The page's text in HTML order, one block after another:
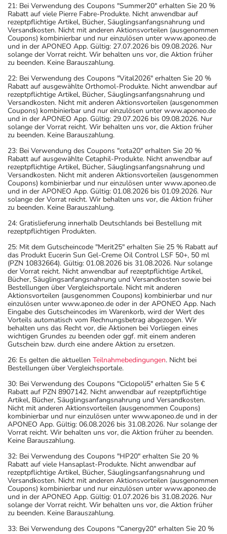
21: Bei Verwendung des Coupons "Summer20" erhalten Sie 20 %
Rabatt auf viele Pierre Fabre-Produkte. Nicht anwendbar auf
rezeptpflichtige Artikel, Bücher, Säuglingsanfangsnahrung und
Versandkosten. Nicht mit anderen Aktionsvorteilen (ausgenommen
Coupons) kombinierbar und nur einzulösen unter www.aponeo.de
und in der APONEO App. Gültig: 27.07.2026 bis 09.08.2026. Nur
solange der Vorrat reicht. Wir behalten uns vor, die Aktion früher
zu beenden. Keine Barauszahlung.
22: Bei Verwendung des Coupons "Vital2026" erhalten Sie 20 %
Rabatt auf ausgewählte Orthomol-Produkte. Nicht anwendbar auf
rezeptpflichtige Artikel, Bücher, Säuglingsanfangsnahrung und
Versandkosten. Nicht mit anderen Aktionsvorteilen (ausgenommen
Coupons) kombinierbar und nur einzulösen unter www.aponeo.de
und in der APONEO App. Gültig: 29.07.2026 bis 09.08.2026. Nur
solange der Vorrat reicht. Wir behalten uns vor, die Aktion früher
zu beenden. Keine Barauszahlung.
23: Bei Verwendung des Coupons "ceta20" erhalten Sie 20 %
Rabatt auf ausgewählte Cetaphil-Produkte. Nicht anwendbar auf
rezeptpflichtige Artikel, Bücher, Säuglingsanfangsnahrung und
Versandkosten. Nicht mit anderen Aktionsvorteilen (ausgenommen
Coupons) kombinierbar und nur einzulösen unter www.aponeo.de
und in der APONEO App. Gültig: 01.08.2026 bis 01.09.2026. Nur
solange der Vorrat reicht. Wir behalten uns vor, die Aktion früher
zu beenden. Keine Barauszahlung.
24: Gratislieferung innerhalb Deutschlands bei Bestellung mit
rezeptpflichtigen Produkten.
25: Mit dem Gutscheincode "Merit25" erhalten Sie 25 % Rabatt auf
das Produkt Eucerin Sun Gel-Creme Oil Control LSF 50+, 50 ml
(PZN 10832664). Gültig: 01.08.2026 bis 31.08.2026. Nur solange
der Vorrat reicht. Nicht anwendbar auf rezeptpflichtige Artikel,
Bücher, Säuglingsanfangsnahrung und Versandkosten sowie bei
Bestellungen über Vergleichsportale. Nicht mit anderen
Aktionsvorteilen (ausgenommen Coupons) kombinierbar und nur
einzulösen unter www.aponeo.de oder in der APONEO App. Nach
Eingabe des Gutscheincodes im Warenkorb, wird der Wert des
Vorteils automatisch vom Rechnungsbetrag abgezogen. Wir
behalten uns das Recht vor, die Aktionen bei Vorliegen eines
wichtigen Grundes zu beenden oder ggf. mit einem anderen
Gutschein bzw. durch eine andere Aktion zu ersetzen.
26: Es gelten die aktuellen Teilnahmebedingungen. Nicht bei
Bestellungen über Vergleichsportale.
30: Bei Verwendung des Coupons "Ciclopoli5" erhalten Sie 5 €
Rabatt auf PZN 8907142. Nicht anwendbar auf rezeptpflichtige
Artikel, Bücher, Säuglingsanfangsnahrung und Versandkosten.
Nicht mit anderen Aktionsvorteilen (ausgenommen Coupons)
kombinierbar und nur einzulösen unter www.aponeo.de und in der
APONEO App. Gültig: 06.08.2026 bis 31.08.2026. Nur solange der
Vorrat reicht. Wir behalten uns vor, die Aktion früher zu beenden.
Keine Barauszahlung.
32: Bei Verwendung des Coupons "HP20" erhalten Sie 20 %
Rabatt auf viele Hansaplast-Produkte. Nicht anwendbar auf
rezeptpflichtige Artikel, Bücher, Säuglingsanfangsnahrung und
Versandkosten. Nicht mit anderen Aktionsvorteilen (ausgenommen
Coupons) kombinierbar und nur einzulösen unter www.aponeo.de
und in der APONEO App. Gültig: 01.07.2026 bis 31.08.2026. Nur
solange der Vorrat reicht. Wir behalten uns vor, die Aktion früher
zu beenden. Keine Barauszahlung.
33: Bei Verwendung des Coupons "Canergy20" erhalten Sie 20 %